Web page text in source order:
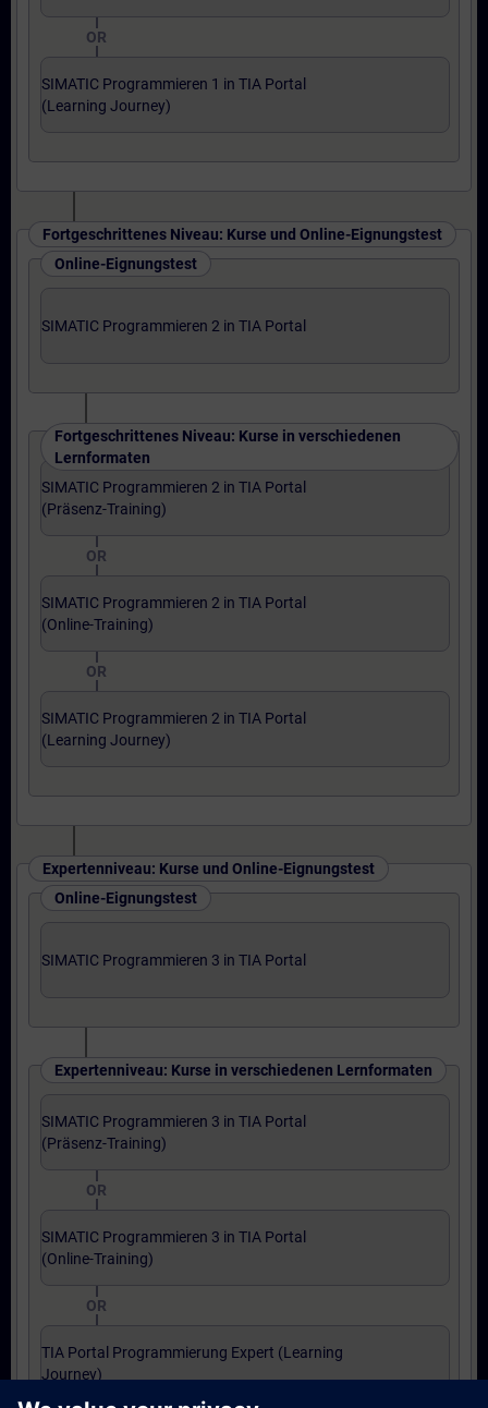
OR
SIMATIC Programmieren 1 in TIA Portal
(Learning Journey)
Fortgeschrittenes Niveau: Kurse und Online-Eignungstest
Online-Eignungstest
SIMATIC Programmieren 2 in TIA Portal
Fortgeschrittenes Niveau: Kurse in verschiedenen
Lernformaten
SIMATIC Programmieren 2 in TIA Portal
(Präsenz-Training)
OR
SIMATIC Programmieren 2 in TIA Portal
(Online-Training)
OR
SIMATIC Programmieren 2 in TIA Portal
(Learning Journey)
Expertenniveau: Kurse und Online-Eignungstest
Online-Eignungstest
SIMATIC Programmieren 3 in TIA Portal
Expertenniveau: Kurse in verschiedenen Lernformaten
SIMATIC Programmieren 3 in TIA Portal
(Präsenz-Training)
OR
SIMATIC Programmieren 3 in TIA Portal
(Online-Training)
OR
TIA Portal Programmierung Expert (Learning
Journey)